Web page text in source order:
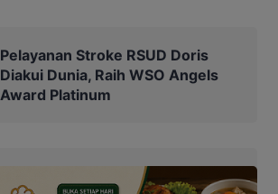
Pelayanan Stroke RSUD Doris
Diakui Dunia, Raih WSO Angels
Award Platinum